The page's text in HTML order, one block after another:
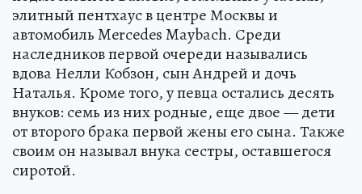
элитный пентхаус в центре Москвы и
автомобиль Mercedes Maybach. Среди
наследников первой очереди назывались
вдова Нелли Кобзон, сын Андрей и дочь
Наталья. Кроме того, у певца остались десять
внуков: семь из них родные, еще двое — дети
от второго брака первой жены его сына. Также
своим он называл внука сестры, оставшегося
сиротой.